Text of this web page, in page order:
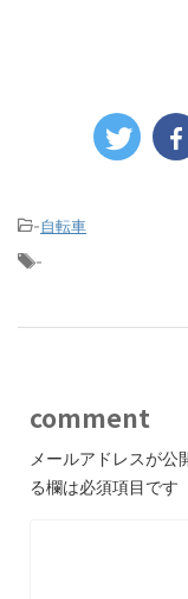
-自転車
-
comment
メールアドレスが公
る欄は必須項目です